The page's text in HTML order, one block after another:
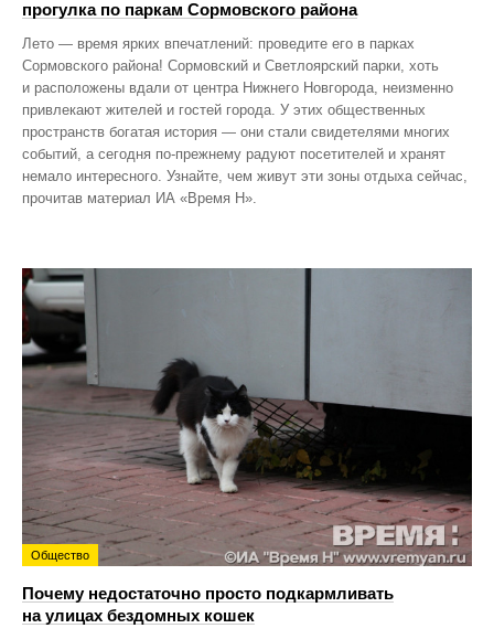
прогулка по паркам Сормовского района
Лето — время ярких впечатлений: проведите его в парках
Сормовского района! Сормовский и Светлоярский парки, хоть
и расположены вдали от центра Нижнего Новгорода, неизменно
привлекают жителей и гостей города. У этих общественных
пространств богатая история — они стали свидетелями многих
событий, а сегодня по‑прежнему радуют посетителей и хранят
немало интересного. Узнайте, чем живут эти зоны отдыха сейчас,
прочитав материал ИА «Время Н».
Общество
Почему недостаточно просто подкармливать
на улицах бездомных кошек